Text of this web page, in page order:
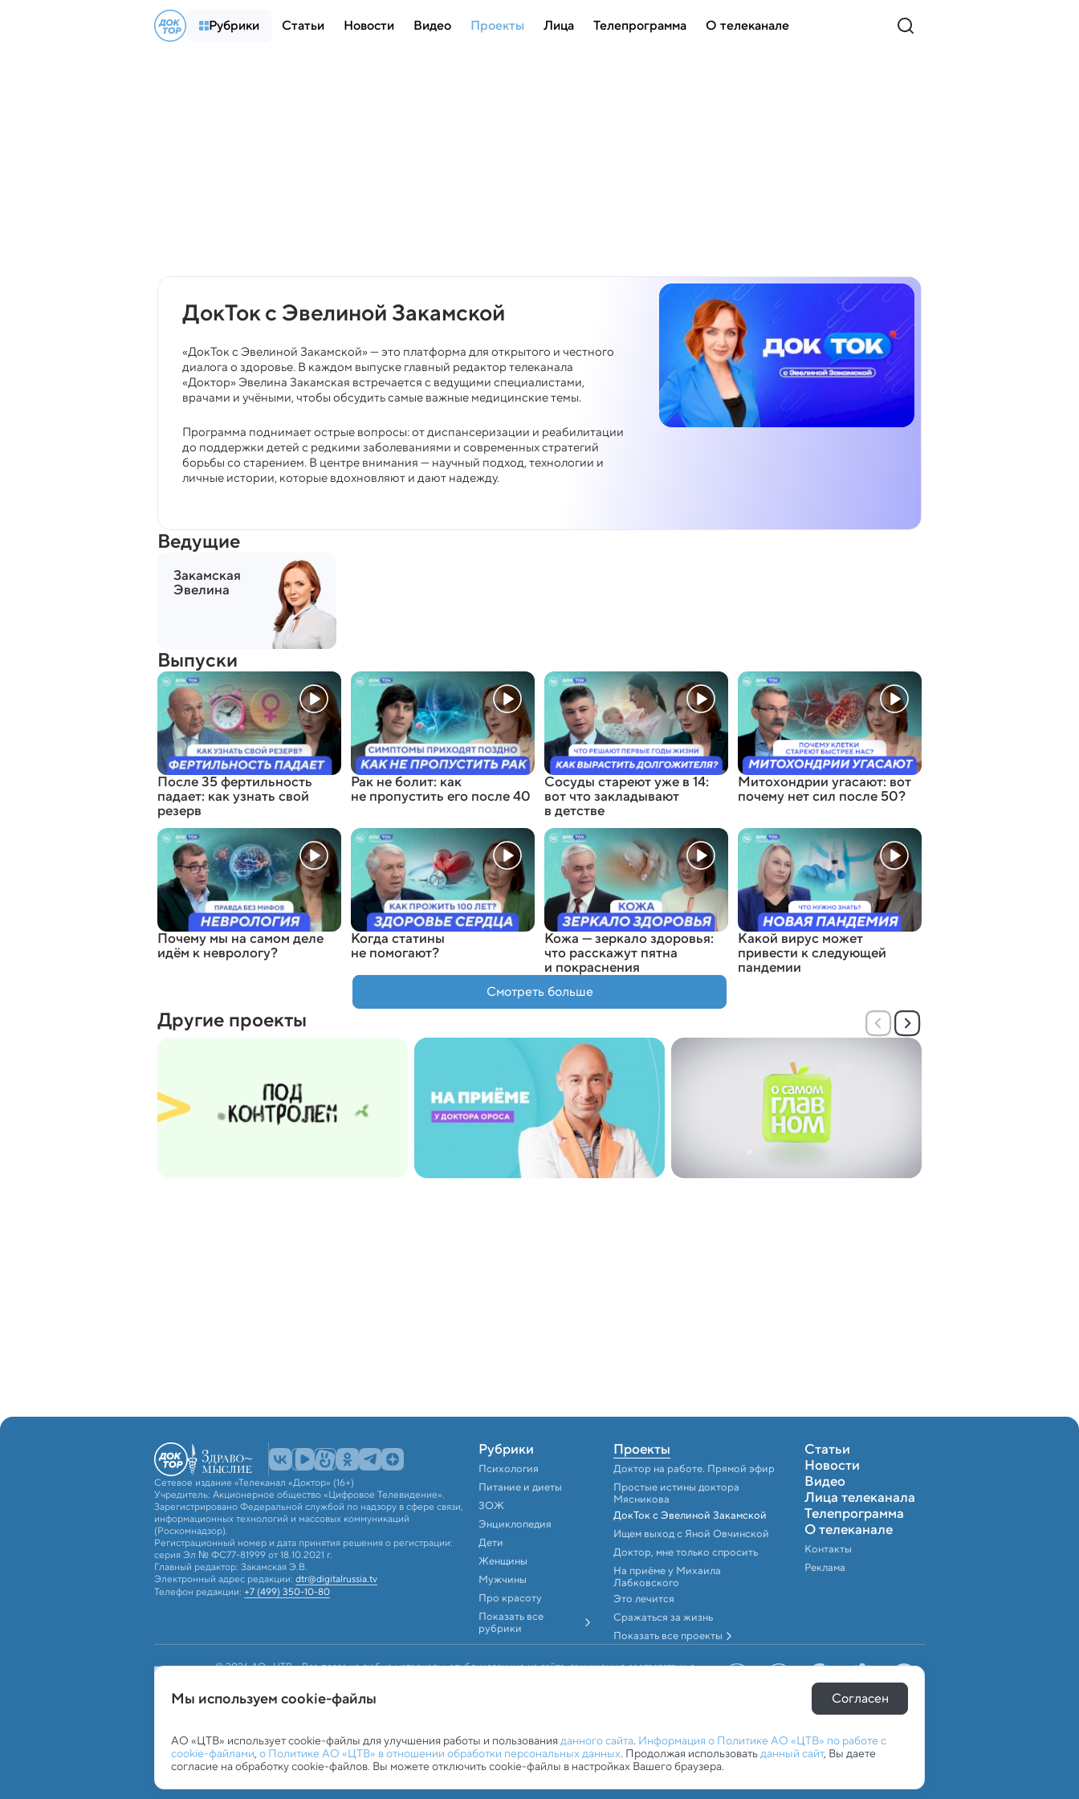
Рубрики Статьи Новости Видео Проекты Лица Телепрограмма О телеканале
ДокТок с Эвелиной Закамской
«ДокТок с Эвелиной Закамской» — это платформа для открытого и честного
диалога о здоровье. В каждом выпуске главный редактор телеканала
«Доктор» Эвелина Закамская встречается с ведущими специалистами,
врачами и учёными, чтобы обсудить самые важные медицинские темы.
Программа поднимает острые вопросы: от диспансеризации и реабилитации
до поддержки детей с редкими заболеваниями и современных стратегий
борьбы со старением. В центре внимания — научный подход, технологии и
личные истории, которые вдохновляют и дают надежду.
Ведущие
Закамская
Эвелина
Выпуски
После 35 фертильность
падает: как узнать свой
резерв
Рак не болит: как
не пропустить его после 40
Сосуды стареют уже в 14:
вот что закладывают
в детстве
Митохондрии угасают: вот
почему нет сил после 50?
Почему мы на самом деле
идём к неврологу?
Когда статины
не помогают?
Кожа — зеркало здоровья:
что расскажут пятна
и покраснения
Какой вирус может
привести к следующей
пандемии
Смотреть больше
Другие проекты
Сетевое издание «Телеканал «Доктор» (16+)
Учредитель: Акционерное общество «Цифровое Телевидение».
Зарегистрировано Федеральной службой по надзору в сфере связи,
информационных технологий и массовых коммуникаций
(Роскомнадзор).
Регистрационный номер и дата принятия решения о регистрации:
серия Эл № ФС77-81999 от 18.10.2021 г.
Главный редактор: Закамская Э.В.
Электронный адрес редакции: dtr@digitalrussia.tv
Телефон редакции: +7 (499) 350-10-80
Рубрики
Психология
Питание и диеты
ЗОЖ
Энциклопедия
Дети
Женщины
Мужчины
Про красоту
Показать все
рубрики
Проекты
Доктор на работе. Прямой эфир
Простые истины доктора
Мясникова
ДокТок с Эвелиной Закамской
Ищем выход с Яной Овчинской
Доктор, мне только спросить
На приёме у Михаила
Лабковского
Это лечится
Сражаться за жизнь
Показать все проекты
Статьи
Новости
Видео
Лица телеканала
Телепрограмма
О телеканале
Контакты
Реклама
© 2026 АО «ЦТВ». Все права на любые материалы, опубликованные на сайте, защищены в соответствии с
«ЦТВ»). Для лиц старше 16 лет.
Обработка персональных данных Работа с cookie-файлами
Мы используем сookie-файлы Согласен
АО «ЦТВ» использует cookie-файлы для улучшения работы и пользованияданного сайта. Информация о Политике АО «ЦТВ» по работе с
cookie-файлами,о Политике АО «ЦТВ» в отношении обработки персональных данных. Продолжая использоватьданный сайт, Вы даете
согласие на обработку cookie-файлов. Вы можете отключить cookie-файлы в настройках Вашего браузера.